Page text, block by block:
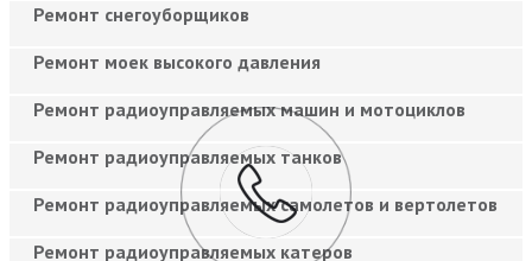
Ремонт снегоуборщиков
Ремонт моек высокого давления
Ремонт радиоуправляемых машин и мотоциклов
Ремонт радиоуправляемых танков
Ремонт радиоуправляемых самолетов и вертолетов
Ремонт радиоуправляемых катеров